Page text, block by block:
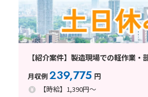
【紹介案件】製造現場での軽作業・
月収例239,775 円
【時給】1,390円～